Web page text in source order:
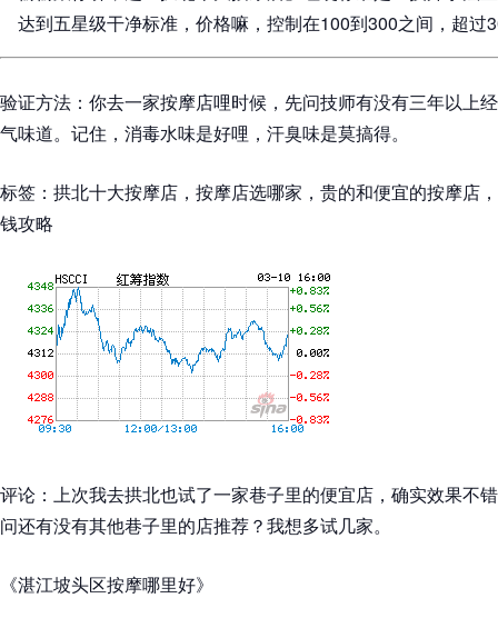
达到五星级干净标准，价格嘛，控制在100到300之间，超过
验证方法：你去一家按摩店哩时候，先问技师有没有三年以上
气味道。记住，消毒水味是好哩，汗臭味是莫搞得。
标签：拱北十大按摩店，按摩店选哪家，贵的和便宜的按摩店
钱攻略
评论：上次我去拱北也试了一家巷子里的便宜店，确实效果不
问还有没有其他巷子里的店推荐？我想多试几家。
《湛江坡头区按摩哪里好》